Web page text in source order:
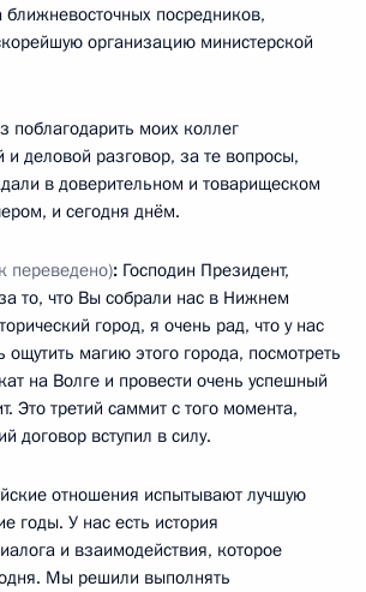
ближневосточных посредников,
организацию министерской
поблагодарить моих коллег
и деловой разговор, за те вопросы,
в доверительном и товарищеском
и сегодня днём.
переведено): Господин Президент,
то, что Вы собрали нас в Нижнем
город, я очень рад, что у нас
магию этого города, посмотреть
на Волге и провести очень успешный
Это третий саммит с того момента,
договор вступил в силу.
отношения испытывают лучшую
годы. У нас есть история
и взаимодействия, которое
Мы решили выполнять